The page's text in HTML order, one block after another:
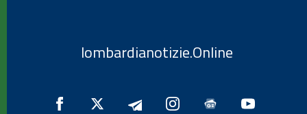
lombardianotizie.Online